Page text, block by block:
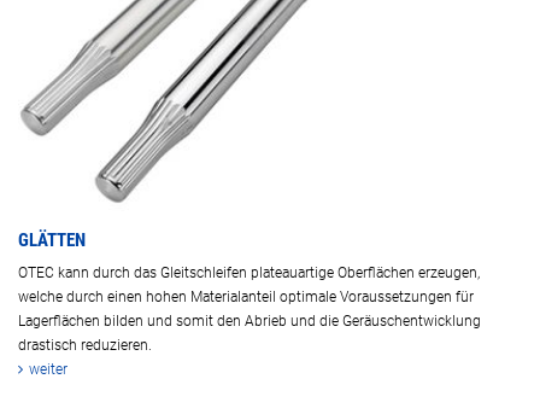
GLÄTTEN
OTEC kann durch das Gleitschleifen plateauartige Oberflächen erzeugen,
welche durch einen hohen Materialanteil optimale Voraussetzungen für
Lagerflächen bilden und somit den Abrieb und die Geräuschentwicklung
drastisch reduzieren.
weiter